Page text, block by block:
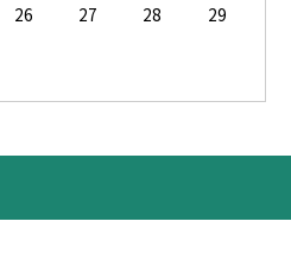
26 27 28
29